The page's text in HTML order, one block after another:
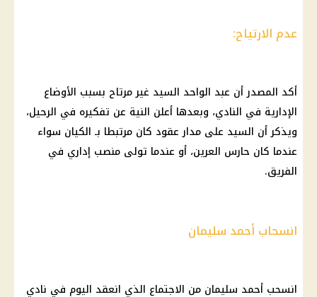
عدم الارتياح:
أكد المصدر أن عبد الواحد السيد غير مرتاح بسبب الأوضاع
الإدارية في النادي، وبعدها أعلن النية عن تفكيره في الرحيل،
ويذكر أن السيد على مدار عقود كان مرتبطا بـ الكيان سواء
عندما كان حارس العرين، أو عندما تولى منصب إداري في
الفريق.
انسحاب أحمد سليمان
انسحب أحمد سليمان من الاجتماع الذي انعقد اليوم في نادي